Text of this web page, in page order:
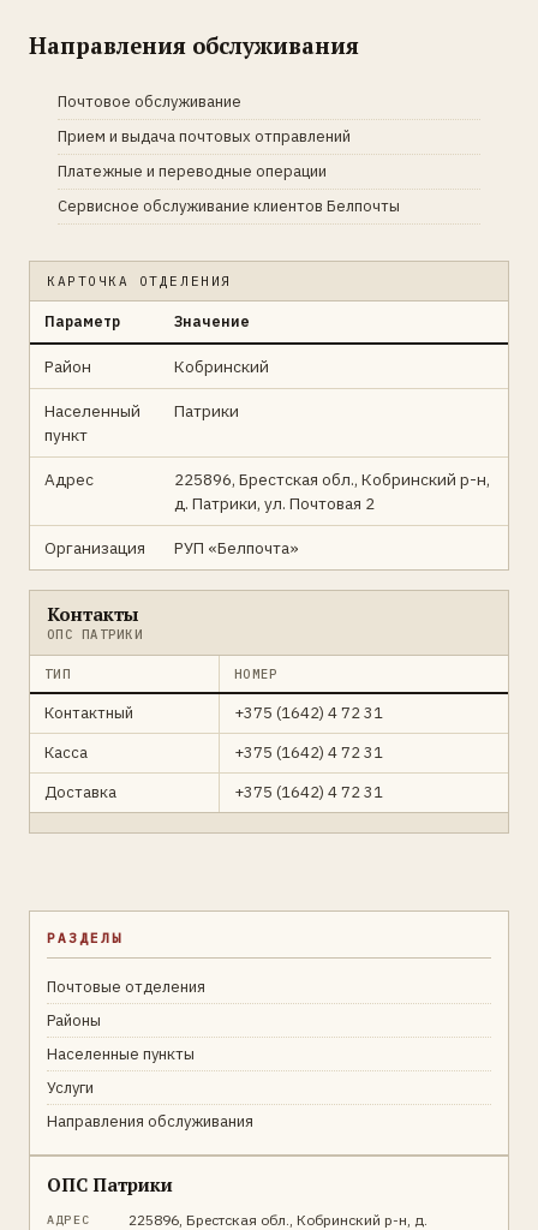
Направления обслуживания
Почтовое обслуживание
Прием и выдача почтовых отправлений
Платежные и переводные операции
Сервисное обслуживание клиентов Белпочты
КАРТОЧКА ОТДЕЛЕНИЯ
Параметр Значение
Район Кобринский
Населенный
пункт
Патрики
Адрес
225896, Брестская обл., Кобринский р-н,
д. Патрики, ул. Почтовая 2
Организация РУП «Белпочта»
Контакты
ОПС ПАТРИКИ
ТИП НОМЕР
Контактный
+375 (1642) 4 72 31
Касса
+375 (1642) 4 72 31
Доставка
+375 (1642) 4 72 31
РАЗДЕЛЫ
Почтовые отделения
Районы
Населенные пункты
Услуги
Направления обслуживания
ОПС Патрики
АДРЕС
225896, Брестская обл., Кобринский р-н, д.